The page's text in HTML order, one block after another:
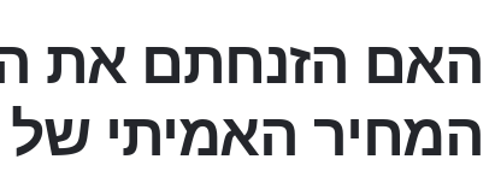
האם הזנחתם את
המחיר האמיתי של